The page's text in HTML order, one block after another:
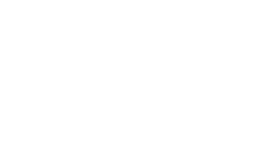
Аравия создали совместный
термин «Ис...